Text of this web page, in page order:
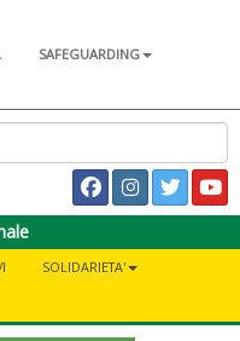
SAFEGUARDING
SOLIDARIETA'